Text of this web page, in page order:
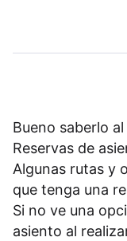
Bueno saberlo
Reservas de
Algunas rutas y
que tenga una
Si no ve una
asiento al